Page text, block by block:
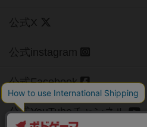
公式X
公式instagram
公式Facebook
公式YouTubeチャンネル